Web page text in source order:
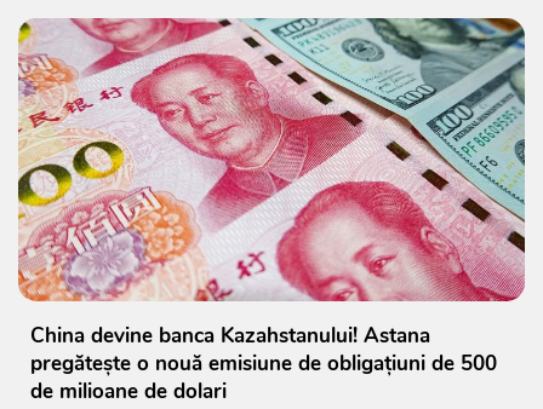
China devine banca Kazahstanului! Astana
pregătește o nouă emisiune de obligațiuni de 500
de milioane de dolari